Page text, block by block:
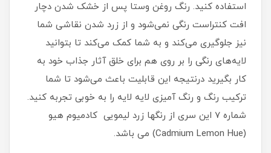
استفاده کنید. رنگ روغن وستا پس از خشک شدن دچار
افت کنتراست رنگی نمی‌شود و از زرد شدن نقاشی شما
نیز جلوگیری می‌کند و به شما کمک می‌کند تا بتوانید
لایه‌های رنگی را بر روی هم برای خلق آثار جذاب خود به
کار بگیرید درنتیجه این قابلیت باعث می‌شود تا شما
ترکیب رنگ و رنگ آمیزی لایه‌ لایه را به خوبی تجربه کنید.
شماره 7 این سری از رنگها زرد لیمویی کادمیوم هیو
(Cadmium Lemon Hue) می باشد.